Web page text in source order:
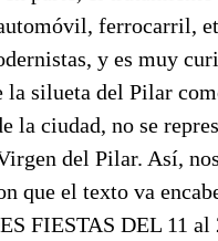
ferrocarril,
y es muy
la silueta del Pilar
la ciudad, no se
del Pilar. Así, nos
que el texto va
FIESTAS DEL 11 al